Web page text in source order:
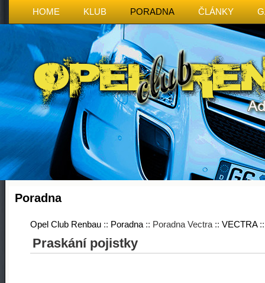
HOME KLUB PORADNA ČLÁNKY
Poradna
Opel Club Renbau :: Poradna :: Poradna Vectra :: VECTRA
Praskání pojistky